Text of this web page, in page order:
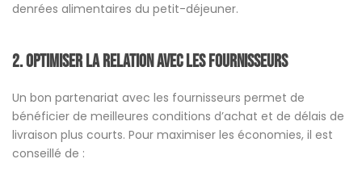
denrées alimentaires du petit-déjeuner.
2. Optimiser la relation avec les fournisseurs
Un bon partenariat avec les fournisseurs permet de
bénéficier de meilleures conditions d’achat et de délais de
livraison plus courts. Pour maximiser les économies, il est
conseillé de :